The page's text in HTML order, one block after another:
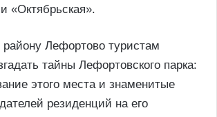
«Октябрьская».
Лефортово туристам
тайны Лефортовского парка:
этого места и знаменитые
резиденций на его